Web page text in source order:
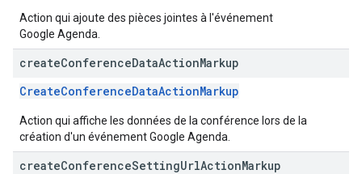
Action qui ajoute des pièces jointes à l'événement
Google Agenda.
createConferenceDataActionMarkup
CreateConferenceDataActionMarkup
Action qui affiche les données de la conférence lors de la
création d'un événement Google Agenda.
createConferenceSettingUrlActionMarkup